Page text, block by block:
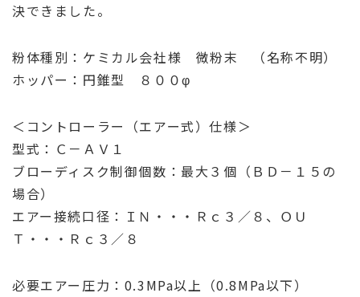
決できました。
粉体種別：ケミカル会社様 微粉末 （名称不明）
ホッパー：円錐型 ８００φ
＜コントローラー（エアー式）仕様＞
型式：Ｃ－ＡＶ１
ブローディスク制御個数：最大３個（ＢＤ－１５の
場合）
エアー接続口径：ＩＮ・・・Ｒｃ３／８、ＯＵ
Ｔ・・・Ｒｃ３／８
必要エアー圧力：0.3MPa以上（0.8MPa以下）